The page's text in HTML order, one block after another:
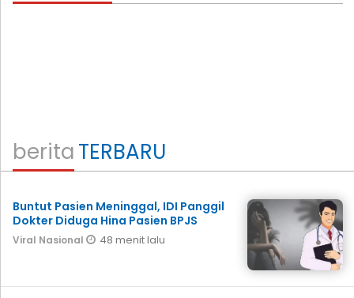
beritaTERBARU
Buntut Pasien Meninggal, IDI Panggil
Dokter Diduga Hina Pasien BPJS
Viral Nasional 48 menit lalu